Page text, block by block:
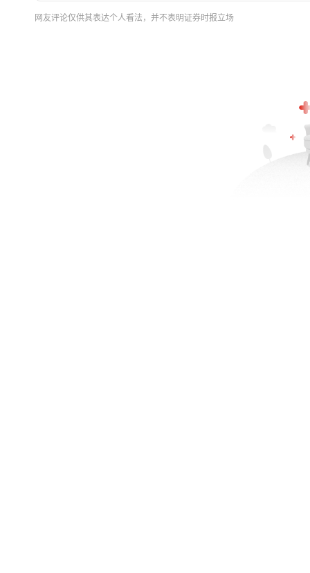
网友评论仅供其表达个人看法，并不表明证券时报立场